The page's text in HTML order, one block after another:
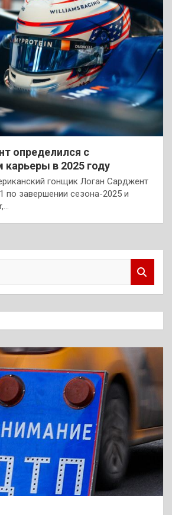
определился с
в 2025 году
гонщик Логан Сарджент
по завершении сезона-2025 и